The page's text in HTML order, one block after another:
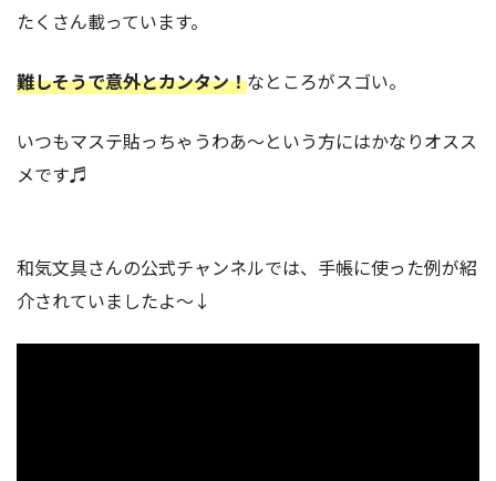
たくさん載っています。
難しそうで意外とカンタン！なところがスゴい。
いつもマステ貼っちゃうわあ〜という方にはかなりオスス
メです♬
和気文具さんの公式チャンネルでは、手帳に使った例が紹
介されていましたよ〜↓